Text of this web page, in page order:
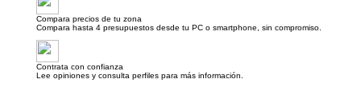
Compara precios de tu zona
Compara hasta 4 presupuestos desde tu PC o smartphone, sin compromiso.
Contrata con confianza
Lee opiniones y consulta perfiles para más información.